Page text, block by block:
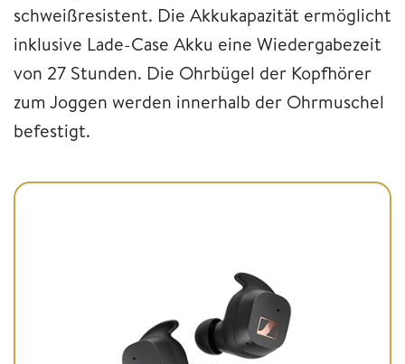
schweißresistent. Die Akkukapazität ermöglicht
inklusive Lade-Case Akku eine Wiedergabezeit
von 27 Stunden. Die Ohrbügel der Kopfhörer
zum Joggen werden innerhalb der Ohrmuschel
befestigt.